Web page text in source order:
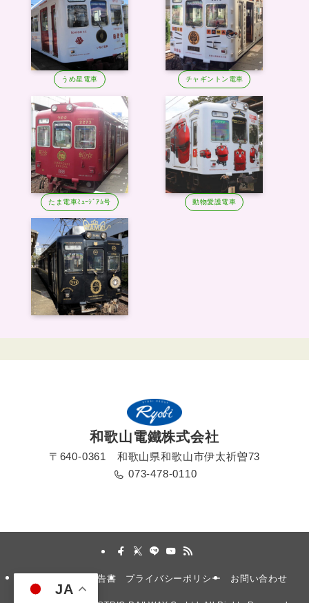
うめ星電車 チャギントン電車
たま電車ﾐｭｰｼﾞｱﾑ号 動物愛護電車
和歌山電鐵株式会社
〒640-0361 和歌山県和歌山市伊太祈曽73
073-478-0110
安全報告書 プライバシーポリシー お問い合わせ
JA